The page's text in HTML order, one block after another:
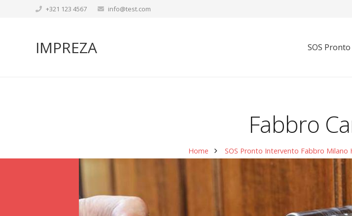
+321 123 4567 info@test.com
IMPREZA SOS
Fabbro
Home SOS Pronto Intervento Fabbro Milano